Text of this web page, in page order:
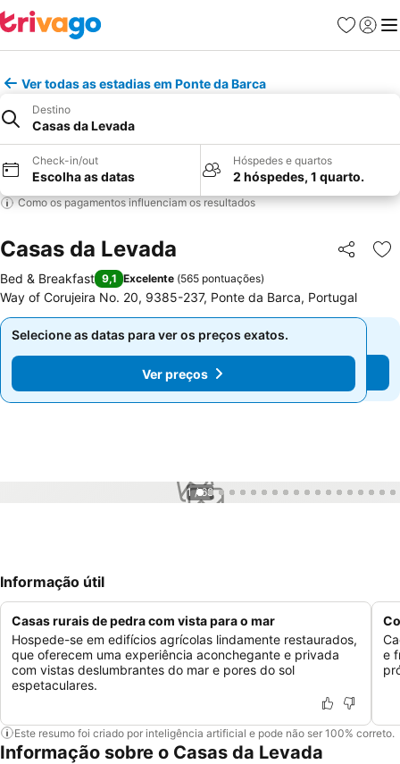
Favoritos
Iniciar
Ver todas as estadias em Ponte da Barca
Destino
Casas da Levada
Check-in/out
Escolha as datas
Hóspedes e quartos
2 hóspedes, 1 quarto.
Como os pagamentos influenciam os resultados
Casas da Levada Partilhar
Bed & Breakfast 9,1 Excelente (565 pontuações)
Way of Corujeira No. 20, 9385-237, Ponte da Barca, Portugal
Selecione as datas para ver os preços exatos.
Ver preços
Selecione as datas para ver os preços exatos.
Ver preços
1 / 68
Informação útil
Casas rurais de pedra com vista para o mar
Hospede-se em edifícios agrícolas lindamente restaurados,
que oferecem uma experiência aconchegante e privada
com vistas deslumbrantes do mar e pores do sol
espetaculares.
e
Este resumo foi criado por inteligência artificial e pode não ser 100% correto.
Informação sobre o Casas da Levada